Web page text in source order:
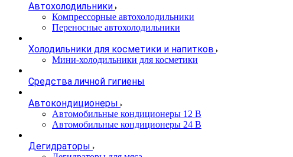
Автохолодильники
Компрессорные автохолодильники
Переносные автохолодильники
Холодильники для косметики и напитков
Мини-холодильники для косметики
Cредства личной гигиены
Автокондиционеры
Автомобильные кондиционеры 12 В
Автомобильные кондиционеры 24 В
Дегидраторы